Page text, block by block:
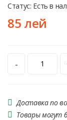
Статус: Есть в
85 лей
-
Доставка по
Товары могут